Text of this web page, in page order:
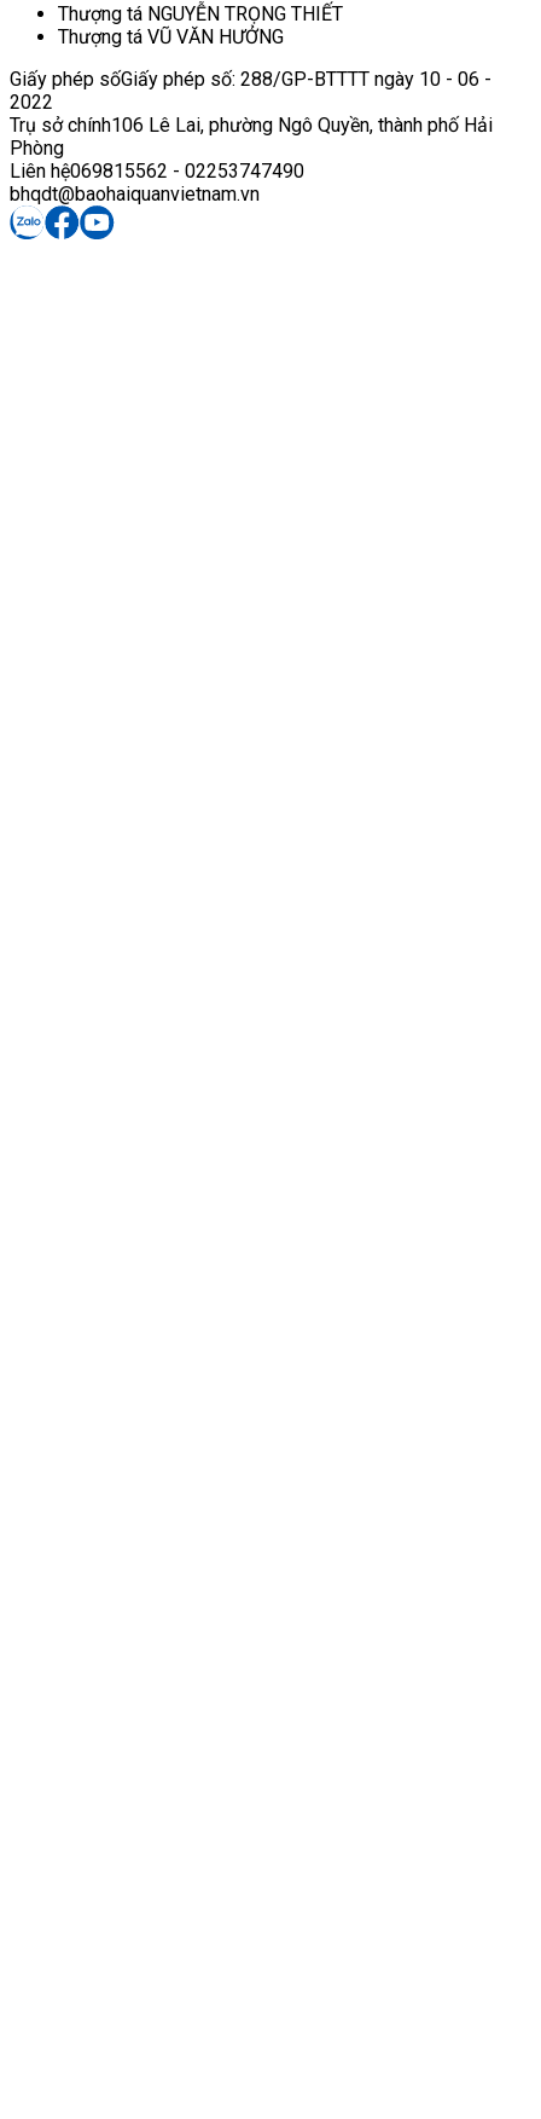
Thượng tá NGUYỄN TRỌNG THIẾT
Thượng tá VŨ VĂN HƯỞNG
Giấy phép sốGiấy phép số: 288/GP-BTTTT ngày 10 - 06 -
2022
Trụ sở chính106 Lê Lai, phường Ngô Quyền, thành phố Hải
Phòng
Liên hệ069815562 - 02253747490
bhqdt@baohaiquanvietnam.vn